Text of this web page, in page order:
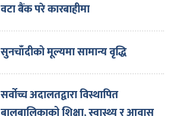
वटा बैंक परे कारबाहीमा
सुनचाँदीको मूल्यमा सामान्य वृद्धि
सर्वोच्च अदालतद्वारा विस्थापित